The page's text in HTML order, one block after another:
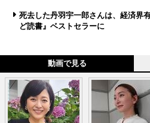
死去した丹羽宇一郎さんは、経済
ど読書』ベストセラーに
動画で見る